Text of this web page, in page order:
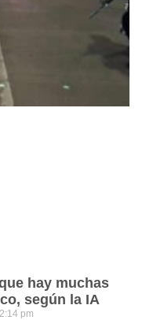
hay muchas
según la IA
pm